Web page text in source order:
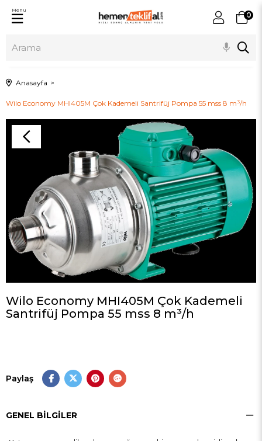
0
Menu
Anasayfa
Wilo Economy MHI405M Çok Kademeli Santrifüj Pompa 55 mss 8 m³/h
Wilo Economy MHI405M Çok Kademeli
Santrifüj Pompa 55 mss 8 m³/h
Paylaş
GENEL BILGILER